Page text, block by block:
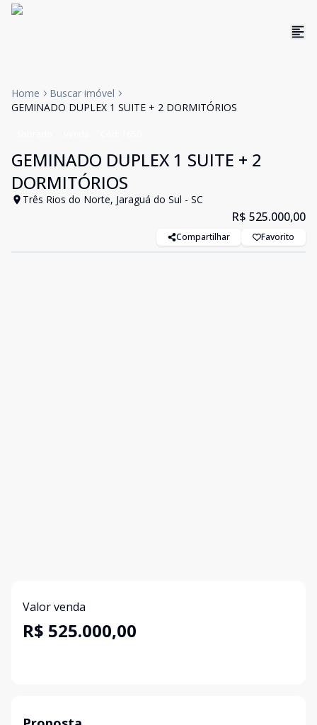
Home
Buscar imóvel
GEMINADO DUPLEX 1 SUITE + 2 DORMITÓRIOS
GEMINADO DUPLEX 1 SUITE + 2
DORMITÓRIOS
Três Rios do Norte, Jaraguá do Sul - SC
R$ 525.000,00
Compartilhar Favorito
Valor venda
R$ 525.000,00